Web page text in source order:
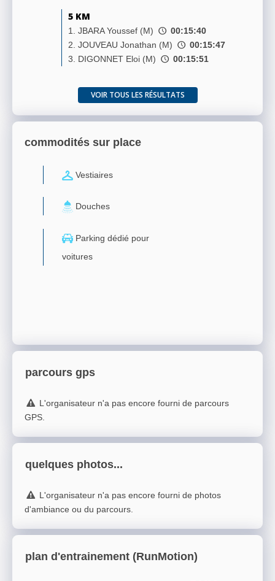
5 KM
1. JBARA Youssef (M)
00:15:40
2. JOUVEAU Jonathan (M)
00:15:47
3. DIGONNET Eloi (M)
00:15:51
VOIR TOUS LES RÉSULTATS
commodités sur place
Vestiaires
Douches
Parking dédié pour
voitures
parcours gps
L'organisateur n'a pas encore fourni de parcours
GPS.
quelques photos...
L'organisateur n'a pas encore fourni de photos
d'ambiance ou du parcours.
plan d'entrainement (RunMotion)